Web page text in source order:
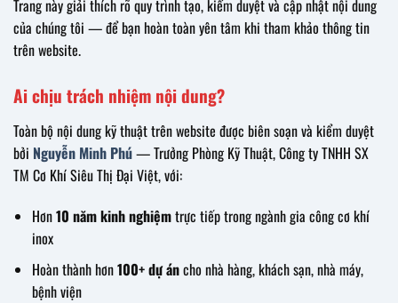
Trang này giải thích rõ quy trình tạo, kiểm duyệt và cập nhật nội dung
của chúng tôi — để bạn hoàn toàn yên tâm khi tham khảo thông tin
trên website.
Ai chịu trách nhiệm nội dung?
Toàn bộ nội dung kỹ thuật trên website được biên soạn và kiểm duyệt
bởi Nguyễn Minh Phú— Trưởng Phòng Kỹ Thuật, Công ty TNHH SX
TM Cơ Khí Siêu Thị Đại Việt, với:
Hơn10 năm kinh nghiệmtrực tiếp trong ngành gia công cơ khí
inox
Hoàn thành hơn100+ dự áncho nhà hàng, khách sạn, nhà máy,
bệnh viện